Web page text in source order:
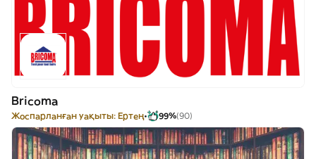
Bricoma
Жоспарланған уақыты: Ертең 99%(90)